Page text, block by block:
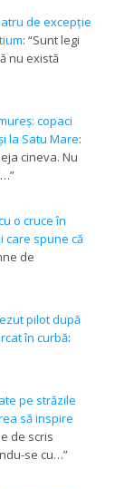
de excepție
: “Sunt legi
nu există
copaci
la Satu Mare:
cineva. Nu
”
o cruce în
care spune că
de
pilot după
în curbă:
pe străzile
să inspire
de scris
se cu…”